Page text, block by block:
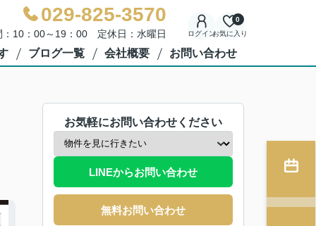
029-825-3570
：10：00～19：00 定休日：水曜日 ログインお気に入り
0
ブログ一覧 会社概要 お問い合わせ
お気軽にお問い合わせください
LINEからお問い合わせ
無料お問い合わせ